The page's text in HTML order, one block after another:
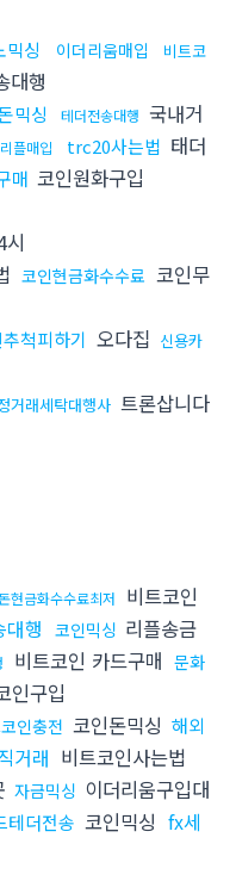
믹싱 이더리움매입
비트코
대행
믹싱 테더전송대행 국내거
리플매입 trc20사는법 태더
매 코인원화구입
코인현금화수수료 코인무
척피하기 오다집 신용카
거래세탁대행사 트론삽니다
현금화수수료최저
비트코인
대행 코인믹싱 리플송금
비트코인 카드구매 문화
인구입
인충전 코인돈믹싱 해외
거래 비트코인사는법
자금믹싱 이더리움구입대
테더전송 코인믹싱 fx세